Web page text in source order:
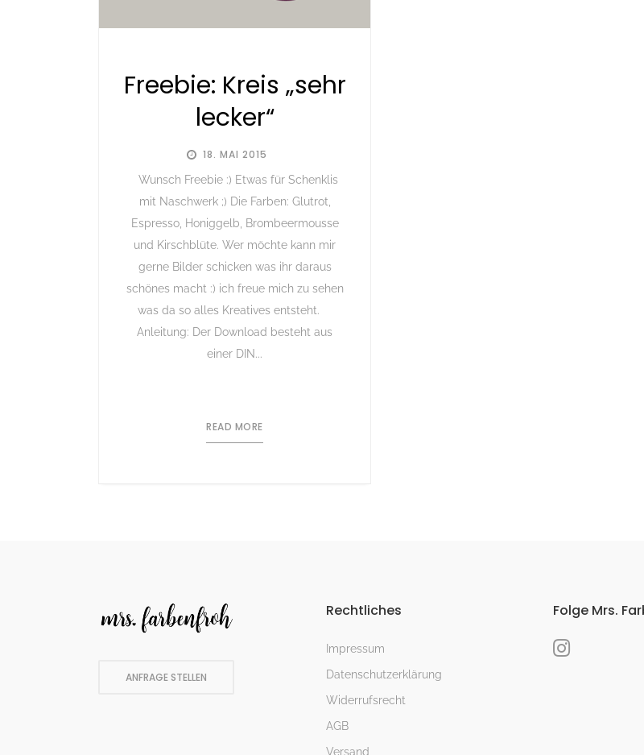
18. MAI 2015
Freebie: Kreis „sehr
lecker“
Wunsch Freebie :) Etwas für Schenklis
mit Naschwerk ;) Die Farben: Glutrot,
Espresso, Honiggelb, Brombeermousse
und Kirschblüte. Wer möchte kann mir
gerne Bilder schicken was ihr daraus
schönes macht :) ich freue mich zu sehen
was da so alles Kreatives entsteht.
Anleitung: Der Download besteht aus
einer DIN...
READ MORE
ANFRAGE STELLEN
Rechtliches
Impressum
Datenschutzerklärung
Widerrufsrecht
AGB
Versand
Folge Mrs.